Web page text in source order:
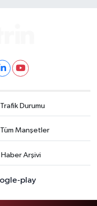
Trafik Durumu
Tüm Manşetler
Haber Arşivi